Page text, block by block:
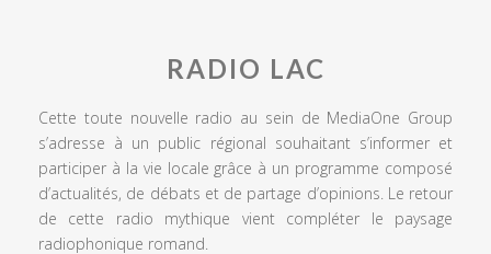
RADIO LAC
Cette toute nouvelle radio au sein de MediaOne Group
s’adresse à un public régional souhaitant s’informer et
participer à la vie locale grâce à un programme composé
d’actualités, de débats et de partage d’opinions. Le retour
de cette radio mythique vient compléter le paysage
radiophonique romand.